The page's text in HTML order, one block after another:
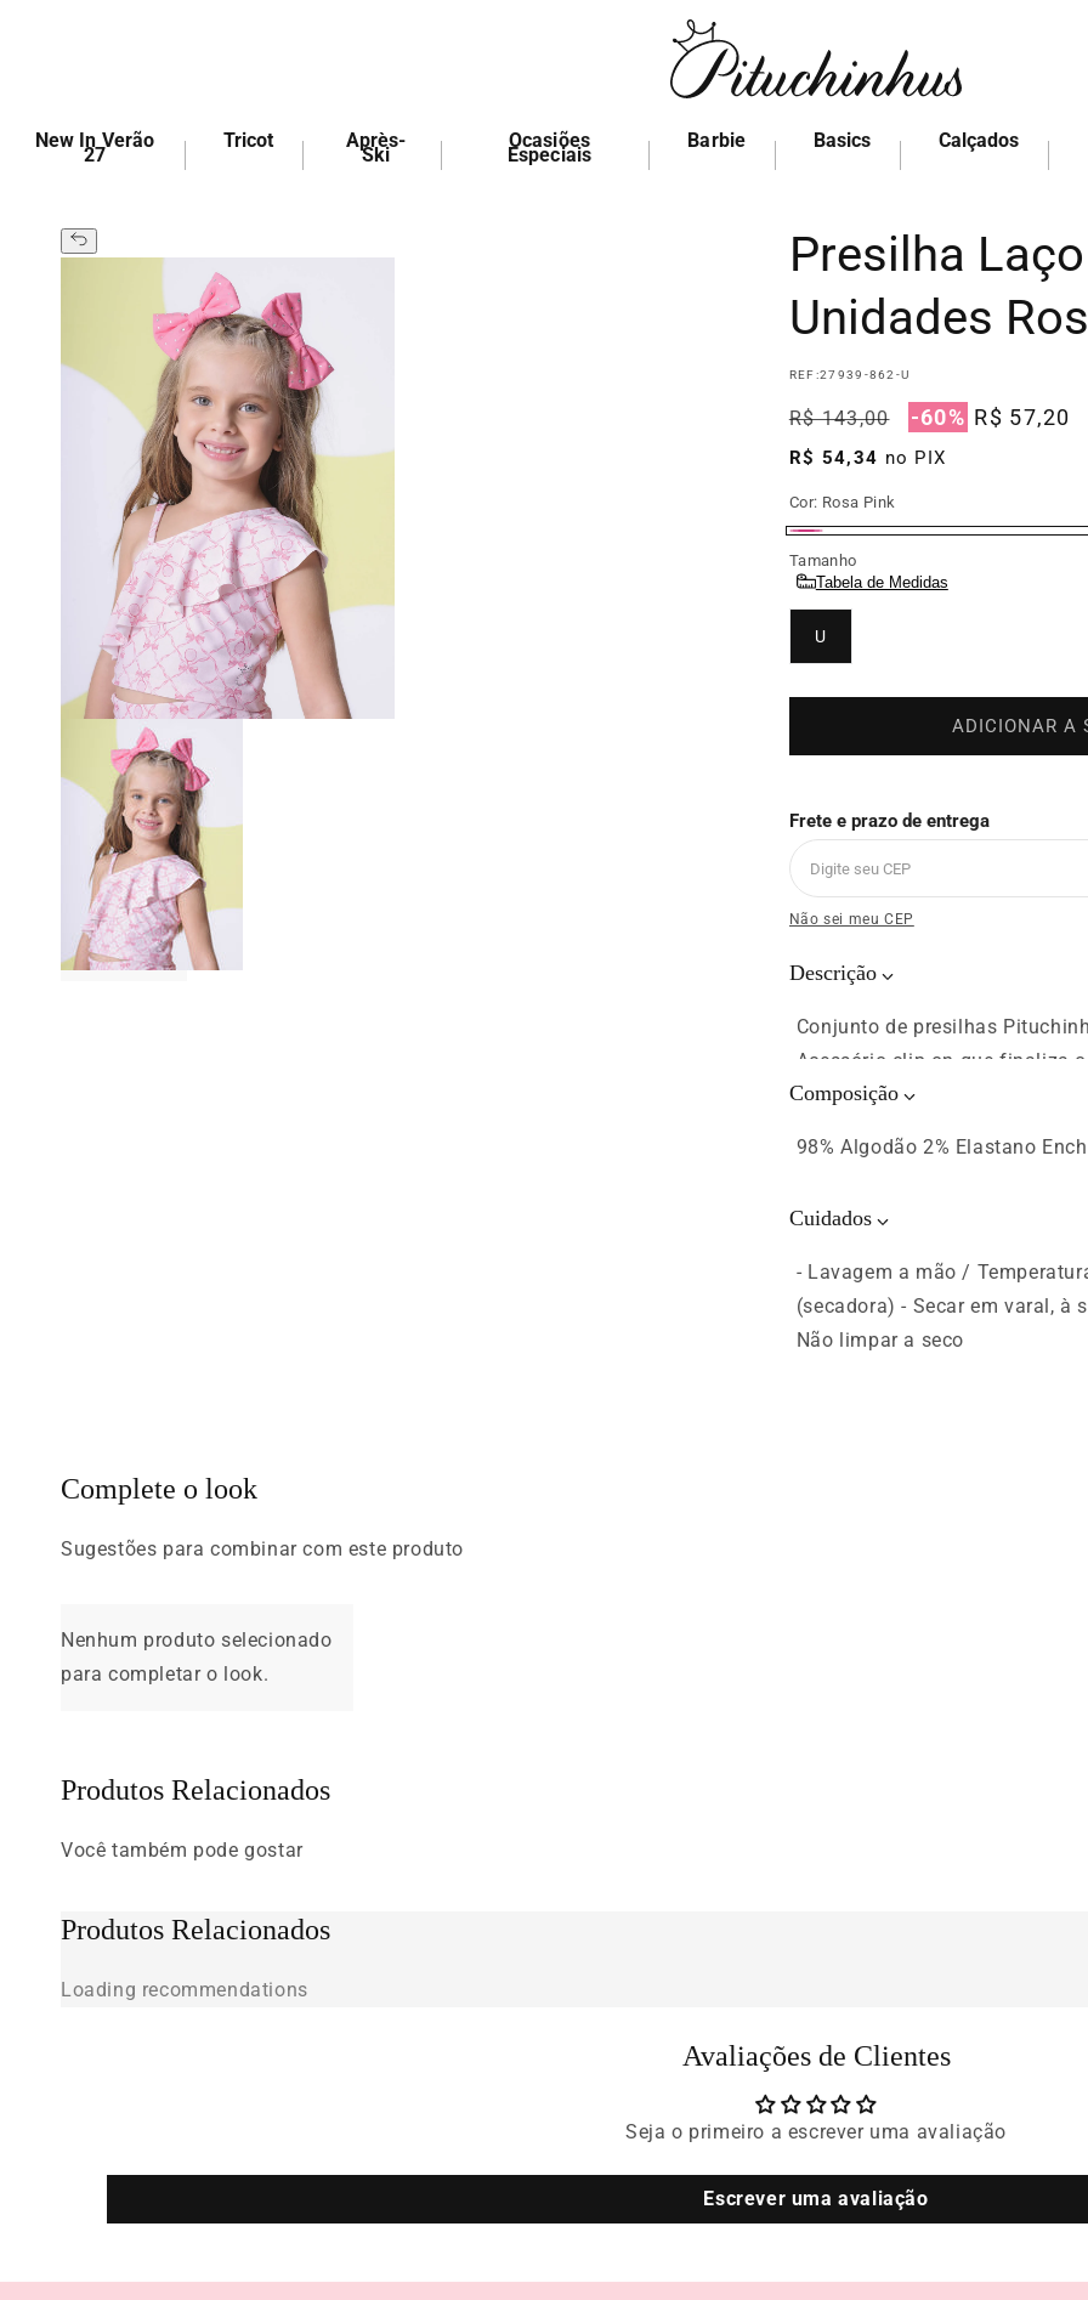
New In Verão
27
Tricot Après-
Ski
Ocasiões
Especiais
Barbie Basics Calçados
Presilha
Unidades
REF:27939-862-U
Preço
normal
R$ 143,00
Preço
promocional
-60% R$ 57,20
R$ 54,34 no PIX
Cor: Rosa Pink
Pink
Tamanho
Tabela de Medidas
U
ADICIONAR A
Frete e prazo de entrega
Não sei meu CEP
Descrição
Conjunto de presilhas
Acessório clip on que finaliza
Composição
98% Algodão 2% Elastano
Cuidados
- Lavagem a mão /
(secadora) - Secar em varal, à
Não limpar a seco
Complete o look
Sugestões para combinar com este produto
Nenhum produto selecionado
para completar o look.
Produtos Relacionados
Você também pode gostar
Produtos Relacionados
Loading recommendations
Avaliações de Clientes
Seja o primeiro a escrever uma avaliação
Escrever uma avaliação